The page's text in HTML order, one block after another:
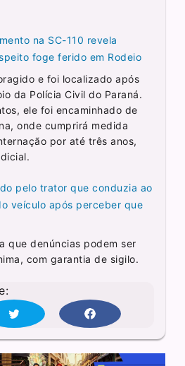
na SC-110 revela
foge ferido em Rodeio
e foi localizado após
da Polícia Civil do Paraná.
ele foi encaminhado de
onde cumprirá medida
por até três anos,
pelo trator que conduzia ao
veículo após perceber que
que denúncias podem ser
com garantia de sigilo.